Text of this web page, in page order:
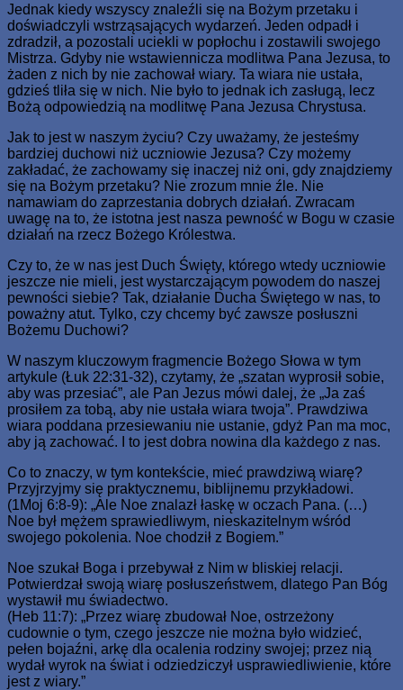
Jednak kiedy wszyscy znaleźli się na Bożym przetaku i
doświadczyli wstrząsających wydarzeń. Jeden odpadł i
zdradził, a pozostali uciekli w popłochu i zostawili swojego
Mistrza. Gdyby nie wstawiennicza modlitwa Pana Jezusa, to
żaden z nich by nie zachował wiary. Ta wiara nie ustała,
gdzieś tliła się w nich. Nie było to jednak ich zasługą, lecz
Bożą odpowiedzią na modlitwę Pana Jezusa Chrystusa.
Jak to jest w naszym życiu? Czy uważamy, że jesteśmy
bardziej duchowi niż uczniowie Jezusa? Czy możemy
zakładać, że zachowamy się inaczej niż oni, gdy znajdziemy
się na Bożym przetaku? Nie zrozum mnie źle. Nie
namawiam do zaprzestania dobrych działań. Zwracam
uwagę na to, że istotna jest nasza pewność w Bogu w czasie
działań na rzecz Bożego Królestwa.
Czy to, że w nas jest Duch Święty, którego wtedy uczniowie
jeszcze nie mieli, jest wystarczającym powodem do naszej
pewności siebie? Tak, działanie Ducha Świętego w nas, to
poważny atut. Tylko, czy chcemy być zawsze posłuszni
Bożemu Duchowi?
W naszym kluczowym fragmencie Bożego Słowa w tym
artykule (Łuk 22:31-32), czytamy, że „szatan wyprosił sobie,
aby was przesiać”, ale Pan Jezus mówi dalej, że „Ja zaś
prosiłem za tobą, aby nie ustała wiara twoja”. Prawdziwa
wiara poddana przesiewaniu nie ustanie, gdyż Pan ma moc,
aby ją zachować. I to jest dobra nowina dla każdego z nas.
Co to znaczy, w tym kontekście, mieć prawdziwą wiarę?
Przyjrzyjmy się praktycznemu, biblijnemu przykładowi.
(1Moj 6:8-9): „Ale Noe znalazł łaskę w oczach Pana. (…)
Noe był mężem sprawiedliwym, nieskazitelnym wśród
swojego pokolenia. Noe chodził z Bogiem.”
Noe szukał Boga i przebywał z Nim w bliskiej relacji.
Potwierdzał swoją wiarę posłuszeństwem, dlatego Pan Bóg
wystawił mu świadectwo.
(Heb 11:7): „Przez wiarę zbudował Noe, ostrzeżony
cudownie o tym, czego jeszcze nie można było widzieć,
pełen bojaźni, arkę dla ocalenia rodziny swojej; przez nią
wydał wyrok na świat i odziedziczył usprawiedliwienie, które
jest z wiary.”